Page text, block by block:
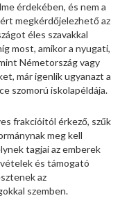
érdekében, és nem a
megkérdőjelezhető az
éles szavakkal
most, amikor a nyugati,
Németország vagy
már igenlik ugyanazt a
szomorú iskolapéldája.
frakcióitól érkező, szűk
meg kell
tagjai az emberek
és támogató
az
szemben.